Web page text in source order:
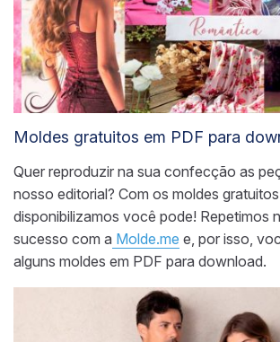
Moldes gratuitos em PDF para
Quer reproduzir na sua confecção as
nosso editorial? Com os moldes
disponibilizamos você pode! Repetimos
sucesso com a Molde.me e, por isso,
alguns moldes em PDF para download.